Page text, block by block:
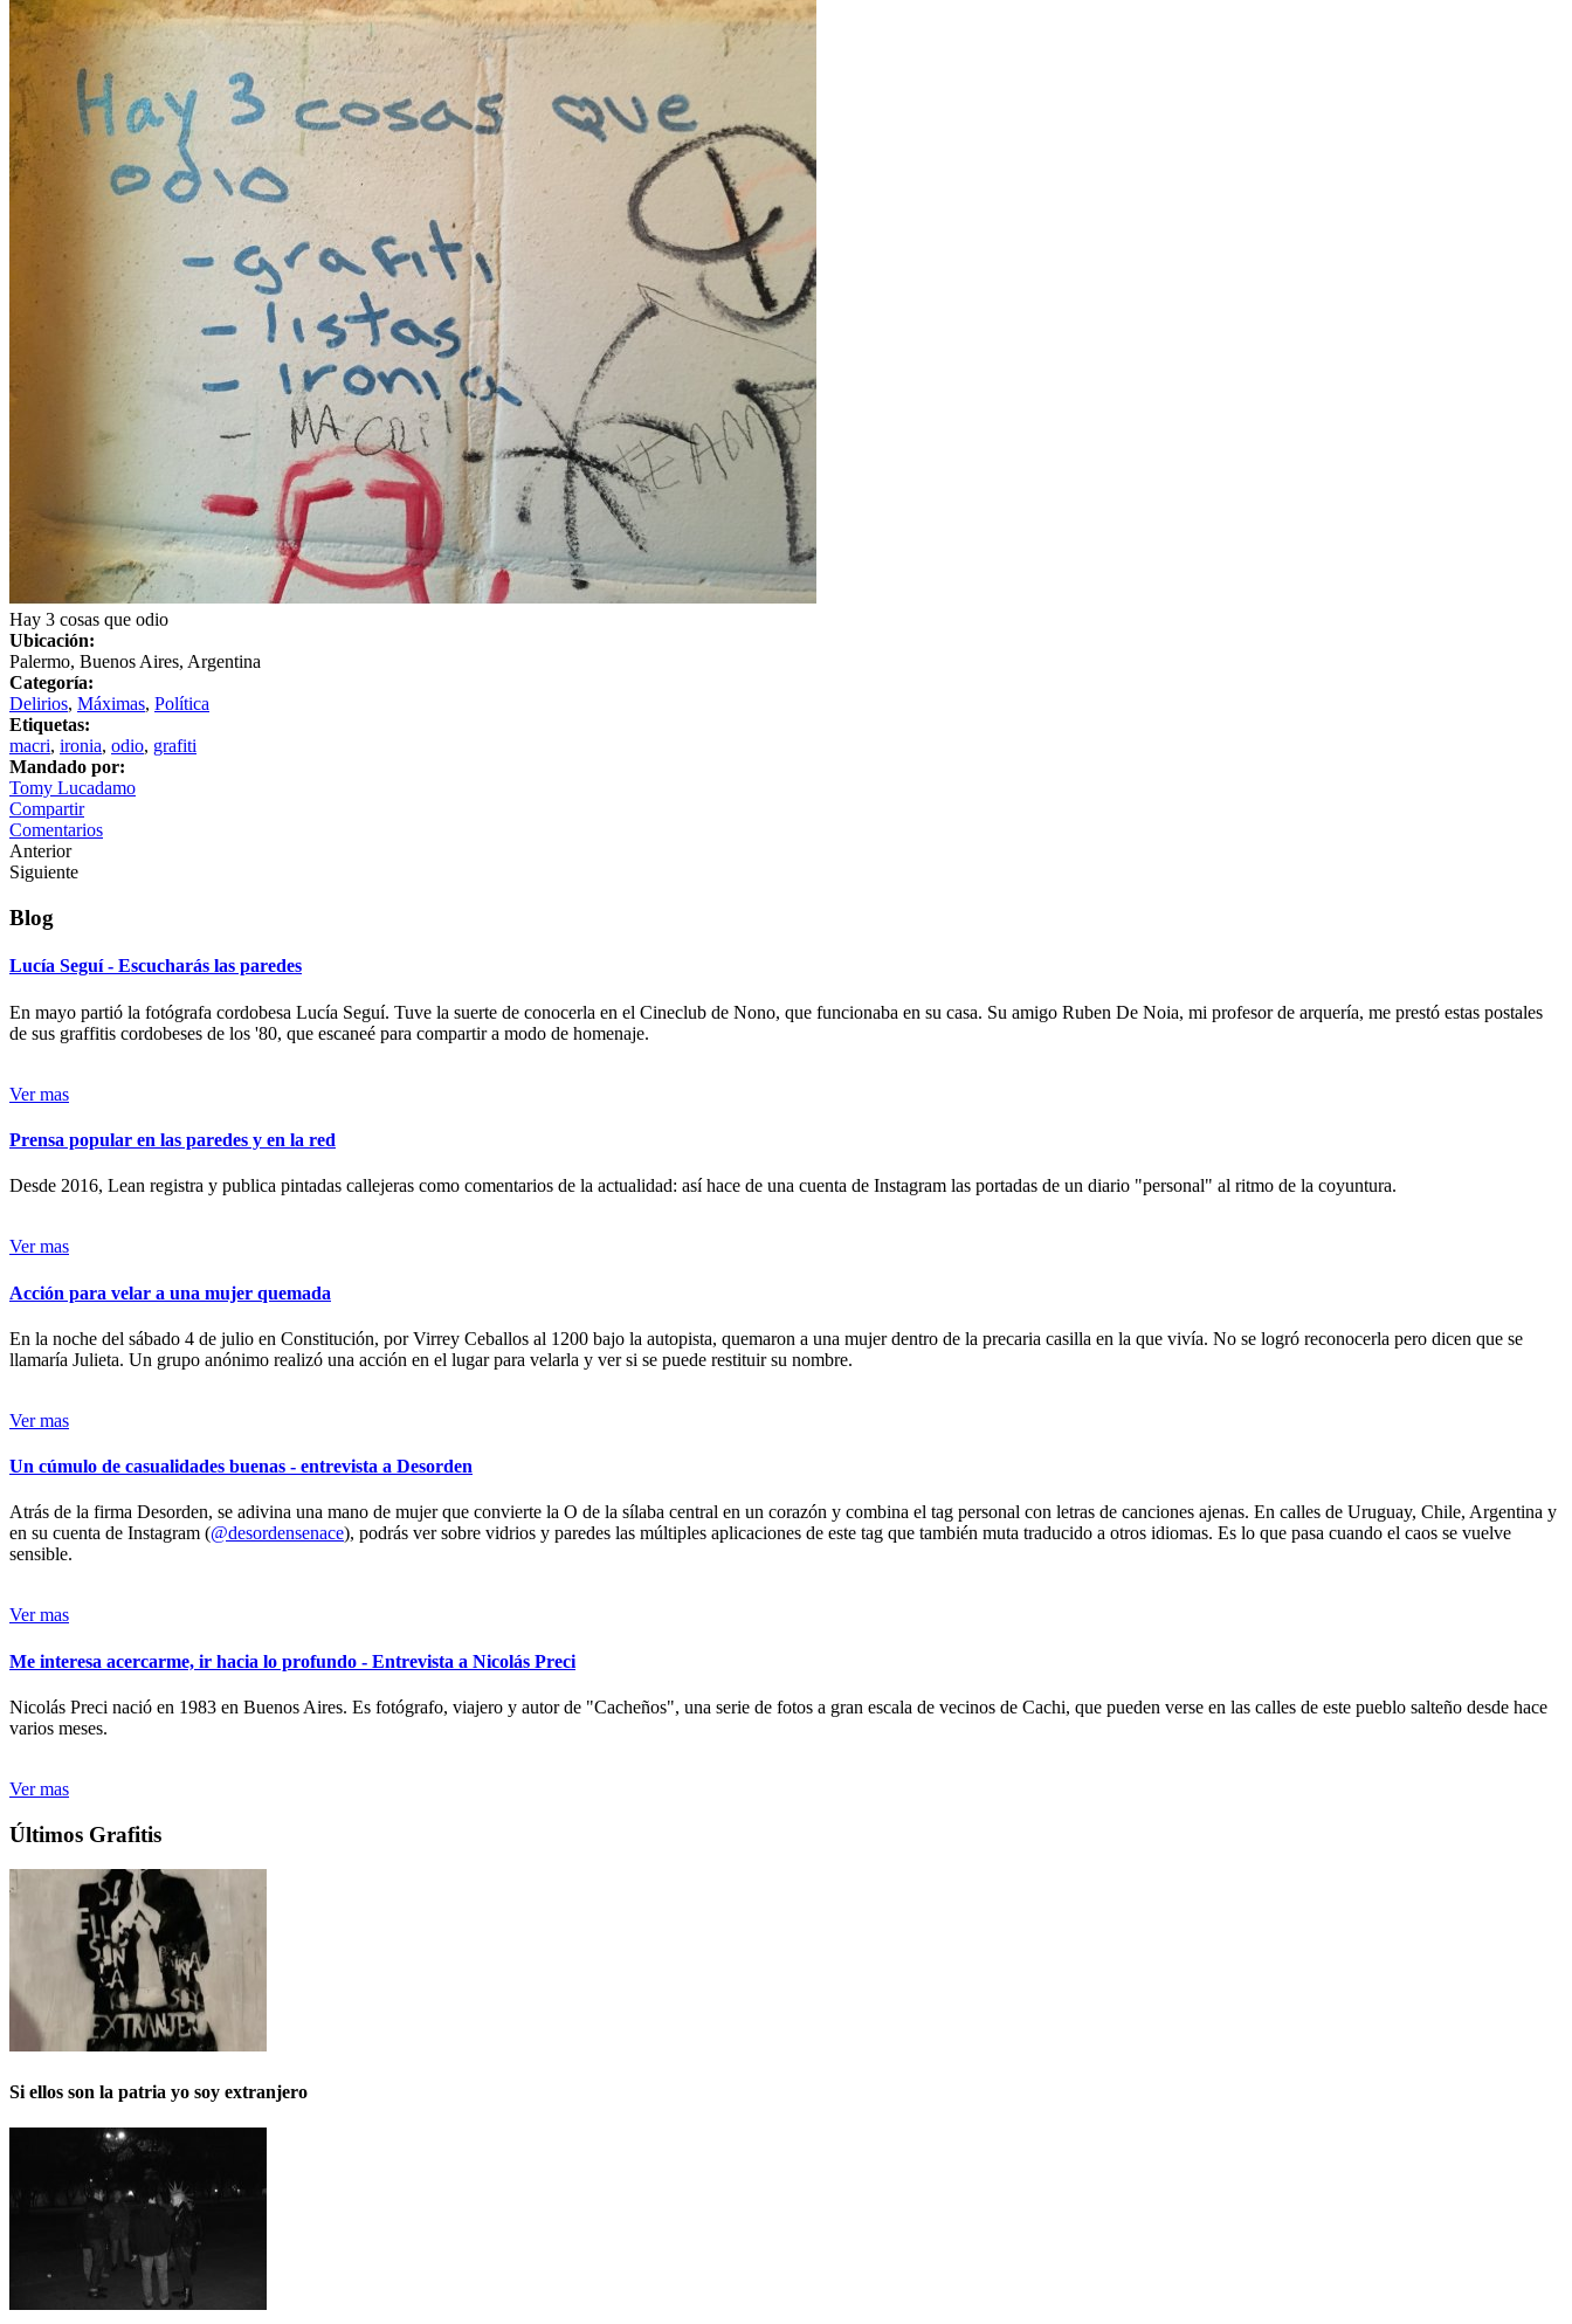
Hay 3 cosas que odio
Ubicación:
Palermo, Buenos Aires, Argentina
Categoría:
Delirios, Máximas, Política
Etiquetas:
macri, ironia, odio, grafiti
Mandado por:
Tomy Lucadamo
Compartir
Comentarios
Anterior
Siguiente
Blog
Lucía Seguí - Escucharás las paredes
En mayo partió la fotógrafa cordobesa Lucía Seguí. Tuve la suerte de conocerla en el Cineclub de Nono, que funcionaba en su casa. Su amigo Ruben De Noia, mi profesor de arquería, me prestó estas postales
de sus graffitis cordobeses de los '80, que escaneé para compartir a modo de homenaje.
Ver mas
Prensa popular en las paredes y en la red
Desde 2016, Lean registra y publica pintadas callejeras como comentarios de la actualidad: así hace de una cuenta de Instagram las portadas de un diario "personal" al ritmo de la coyuntura.
Ver mas
Acción para velar a una mujer quemada
En la noche del sábado 4 de julio en Constitución, por Virrey Ceballos al 1200 bajo la autopista, quemaron a una mujer dentro de la precaria casilla en la que vivía. No se logró reconocerla pero dicen que se
llamaría Julieta. Un grupo anónimo realizó una acción en el lugar para velarla y ver si se puede restituir su nombre.
Ver mas
Un cúmulo de casualidades buenas - entrevista a Desorden
Atrás de la firma Desorden, se adivina una mano de mujer que convierte la O de la sílaba central en un corazón y combina el tag personal con letras de canciones ajenas. En calles de Uruguay, Chile, Argentina y
en su cuenta de Instagram (@desordensenace), podrás ver sobre vidrios y paredes las múltiples aplicaciones de este tag que también muta traducido a otros idiomas. Es lo que pasa cuando el caos se vuelve
sensible.
Ver mas
Me interesa acercarme, ir hacia lo profundo - Entrevista a Nicolás Preci
Nicolás Preci nació en 1983 en Buenos Aires. Es fotógrafo, viajero y autor de "Cacheños", una serie de fotos a gran escala de vecinos de Cachi, que pueden verse en las calles de este pueblo salteño desde hace
varios meses.
Ver mas
Últimos Grafitis
Si ellos son la patria yo soy extranjero